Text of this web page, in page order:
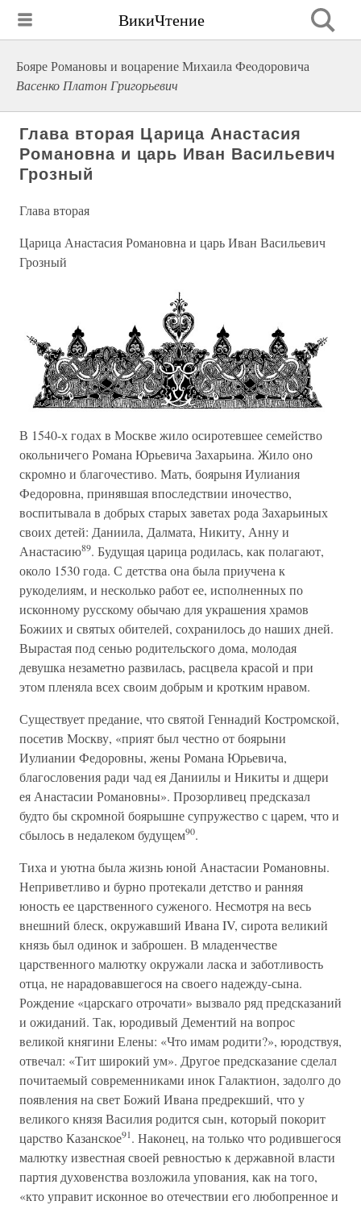
ВикиЧтение
Бояре Романовы и воцарение Михаила Феoдоровича
Васенко Платон Григорьевич
Глава вторая Царица Анастасия
Романовна и царь Иван Васильевич
Грозный
Глава вторая
Царица Анастасия Романовна и царь Иван Васильевич
Грозный
В 1540-х годах в Москве жило осиротевшее семейство
окольничего Романа Юрьевича Захарьина. Жило оно
скромно и благочестиво. Мать, боярыня Иулиания
Федоровна, принявшая впоследствии иночество,
воспитывала в добрых старых заветах рода Захарьиных
своих детей: Даниила, Далмата, Никиту, Анну и
Анастасию89. Будущая царица родилась, как полагают,
около 1530 года. С детства она была приучена к
рукоделиям, и несколько работ ее, исполненных по
исконному русскому обычаю для украшения храмов
Божиих и святых обителей, сохранилось до наших дней.
Вырастая под сенью родительского дома, молодая
девушка незаметно развилась, расцвела красой и при
этом пленяла всех своим добрым и кротким нравом.
Существует предание, что святой Геннадий Костромской,
посетив Москву, «прият был честно от боярыни
Иулиании Федоровны, жены Романа Юрьевича,
благословения ради чад ея Даниилы и Никиты и дщери
ея Анастасии Романовны». Прозорливец предсказал
будто бы скромной боярышне супружество с царем, что и
сбылось в недалеком будущем90.
Тиха и уютна была жизнь юной Анастасии Романовны.
Неприветливо и бурно протекали детство и ранняя
юность ее царственного суженого. Несмотря на весь
внешний блеск, окружавший Ивана IV, сирота великий
князь был одинок и заброшен. В младенчестве
царственного малютку окружали ласка и заботливость
отца, не нарадовавшегося на своего надежду-сына.
Рождение «царскаго отрочати» вызвало ряд предсказаний
и ожиданий. Так, юродивый Дементий на вопрос
великой княгини Елены: «Что имам родити?», юродствуя,
отвечал: «Тит широкий ум». Другое предсказание сделал
почитаемый современниками инок Галактион, задолго до
появления на свет Божий Ивана предрекший, что у
великого князя Василия родится сын, который покорит
царство Казанское91. Наконец, на только что родившегося
малютку известная своей ревностью к державной власти
партия духовенства возложила упования, как на того,
«кто управит исконное во отечествии его любопренное и